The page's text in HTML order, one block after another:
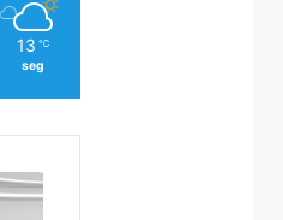
13 ℃
seg